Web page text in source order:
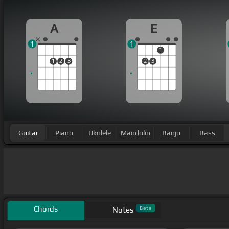
A
1 2 3
1
E
2 3
1
1
Guitar Piano Ukulele Mandolin Banjo Bass
Chords Notes Beta